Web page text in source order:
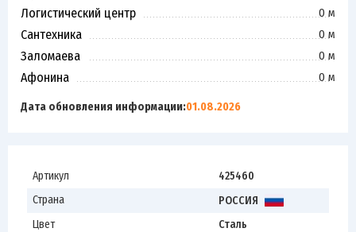
Логистический центр 0 м
Сантехника 0 м
Заломаева 0 м
Афонина 0 м
Дата обновления информации:01.08.2026
Артикул
425460
Страна
РОССИЯ
Цвет
Сталь